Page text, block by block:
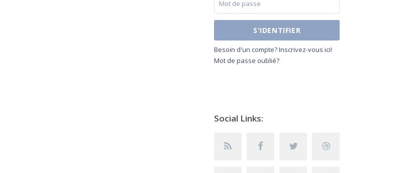
S'IDENTIFIER
Besoin d'un compte? Inscrivez-vous ici!
Mot de passe oublié?
Social Links: